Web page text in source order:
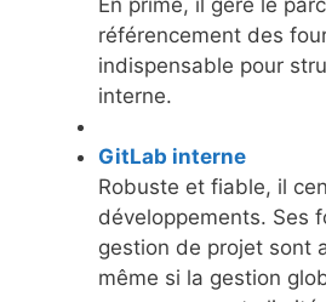
référencement des
indispensable pour
interne.
GitLab interne
Robuste et fiable, il
développements. Ses
gestion de projet sont
même si la gestion